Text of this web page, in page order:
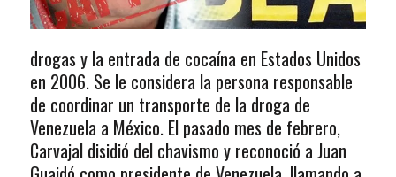
drogas y la entrada de cocaína en Estados Unidos
en 2006. Se le considera la persona responsable
de coordinar un transporte de la droga de
Venezuela a México. El pasado mes de febrero,
Carvajal disidió del chavismo y reconoció a Juan